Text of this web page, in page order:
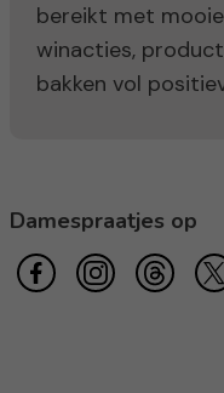
bereikt met
winacties,
bakken vol
Damespraatjes op